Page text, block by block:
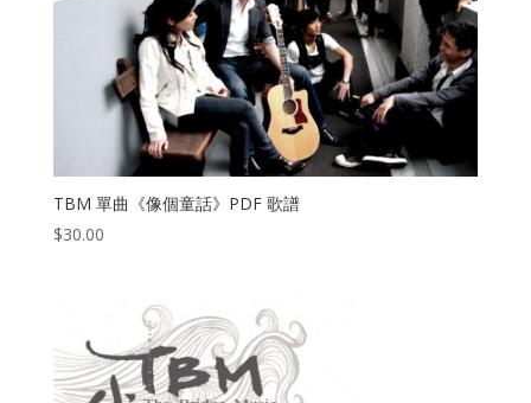
TBM 單曲《像個童話》PDF 歌譜
$30.00